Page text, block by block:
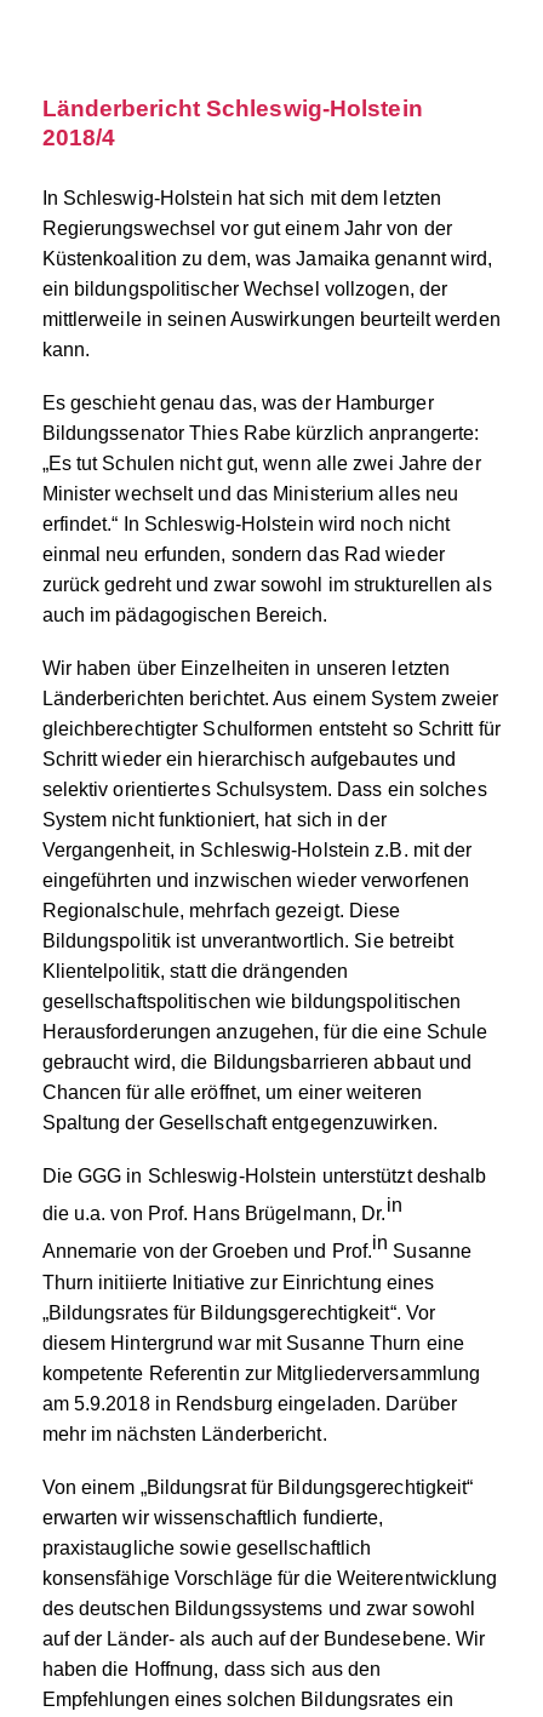
Länderbericht Schleswig-Holstein
2018/4
In Schleswig-Holstein hat sich mit dem letzten
Regierungswechsel vor gut einem Jahr von der
Küstenkoalition zu dem, was Jamaika genannt wird,
ein bildungspolitischer Wechsel vollzogen, der
mittlerweile in seinen Auswirkungen beurteilt werden
kann.
Es geschieht genau das, was der Hamburger
Bildungssenator Thies Rabe kürzlich anprangerte:
„Es tut Schulen nicht gut, wenn alle zwei Jahre der
Minister wechselt und das Ministerium alles neu
erfindet.“ In Schleswig-Holstein wird noch nicht
einmal neu erfunden, sondern das Rad wieder
zurück gedreht und zwar sowohl im strukturellen als
auch im pädagogischen Bereich.
Wir haben über Einzelheiten in unseren letzten
Länderberichten berichtet. Aus einem System zweier
gleichberechtigter Schulformen entsteht so Schritt für
Schritt wieder ein hierarchisch aufgebautes und
selektiv orientiertes Schulsystem. Dass ein solches
System nicht funktioniert, hat sich in der
Vergangenheit, in Schleswig-Holstein z.B. mit der
eingeführten und inzwischen wieder verworfenen
Regionalschule, mehrfach gezeigt. Diese
Bildungspolitik ist unverantwortlich. Sie betreibt
Klientelpolitik, statt die drängenden
gesellschaftspolitischen wie bildungspolitischen
Herausforderungen anzugehen, für die eine Schule
gebraucht wird, die Bildungsbarrieren abbaut und
Chancen für alle eröffnet, um einer weiteren
Spaltung der Gesellschaft entgegenzuwirken.
Die GGG in Schleswig-Holstein unterstützt deshalb
die u.a. von Prof. Hans Brügelmann, Dr.in
Annemarie von der Groeben und Prof.in Susanne
Thurn initiierte Initiative zur Einrichtung eines
„Bildungsrates für Bildungsgerechtigkeit“. Vor
diesem Hintergrund war mit Susanne Thurn eine
kompetente Referentin zur Mitgliederversammlung
am 5.9.2018 in Rendsburg eingeladen. Darüber
mehr im nächsten Länderbericht.
Von einem „Bildungsrat für Bildungsgerechtigkeit“
erwarten wir wissenschaftlich fundierte,
praxistaugliche sowie gesellschaftlich
konsensfähige Vorschläge für die Weiterentwicklung
des deutschen Bildungssystems und zwar sowohl
auf der Länder- als auch auf der Bundesebene. Wir
haben die Hoffnung, dass sich aus den
Empfehlungen eines solchen Bildungsrates ein